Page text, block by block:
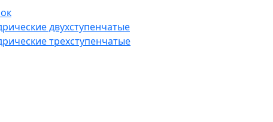
двухступенчатые
трехступенчатые